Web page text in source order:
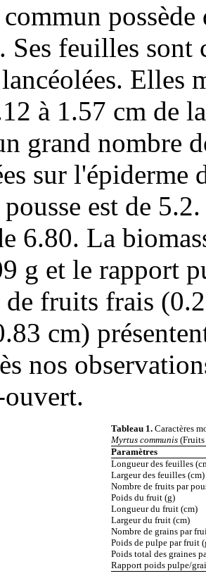
Ses feuilles
Elles
à 1.57 cm de
grand nombre
sur l'épiderme
est de
6.80. La
g et le rapport
de fruits frais
cm)
nos
Tableau 1.Caractères
Myrtus communis
Paramètres
Longueur des feuilles
Largeur des feuilles (cm)
Nombre de fruits par
Poids du fruit (g)
Longueur du fruit (cm)
Largeur du fruit (cm)
Nombre de grains par
Poids de pulpe par fruit
Poids total des graines
Rapport poids pulpe/